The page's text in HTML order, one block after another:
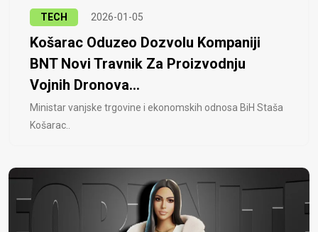
TECH 2026-01-05
Košarac Oduzeo Dozvolu Kompaniji
BNT Novi Travnik Za Proizvodnju
Vojnih Dronova...
Ministar vanjske trgovine i ekonomskih odnosa BiH Staša
Košarac..